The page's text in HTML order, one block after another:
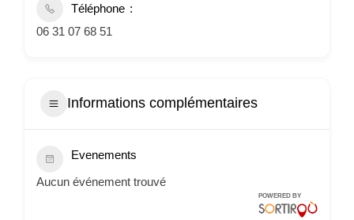
Téléphone
06 31 07 68 51
Informations complémentaires
Evenements
Aucun événement trouvé
POWERED BY